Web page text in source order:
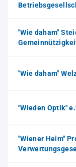
"Wie daham"
"Wie daham"
"Wieden Optik"
"Wiener Heim"